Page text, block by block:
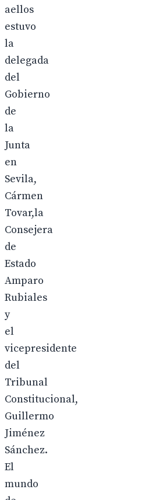
aellos
estuvo
la
delegada
del
Gobierno
de
la
Junta
en
Sevila,
Cármen
Tovar,la
Consejera
de
Estado
Amparo
Rubiales
y
el
vicepresidente
del
Tribunal
Constitucional,
Guillermo
Jiménez
Sánchez.
El
mundo